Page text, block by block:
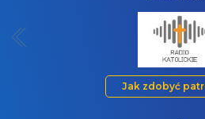
Jak zdobyć